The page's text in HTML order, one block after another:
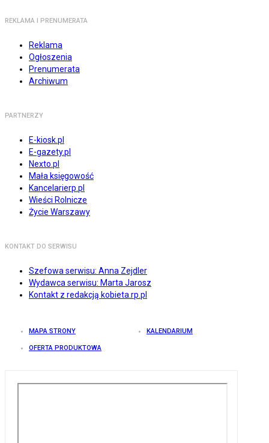
REKLAMA I PRENUMERATA
Reklama
Ogłoszenia
Prenumerata
Archiwum
PARTNERZY
E-kiosk.pl
E-gazety.pl
Nexto.pl
Mała księgowość
Kancelarierp.pl
Wieści Rolnicze
Życie Warszawy
KONTAKT DO SERWISU
Szefowa serwisu: Anna Zejdler
Wydawca serwisu: Marta Jarosz
Kontakt z redakcją kobieta.rp.pl
MAPA STRONY KALENDARIUM
OFERTA PRODUKTOWA